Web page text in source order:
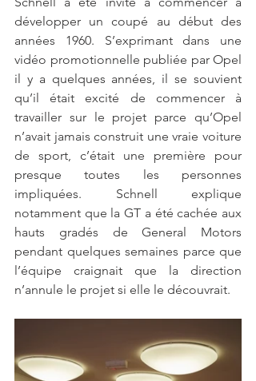
développer un coupé au début des
années 1960. S’exprimant dans une
vidéo promotionnelle publiée par Opel
il y a quelques années, il se souvient
qu’il était excité de commencer à
travailler sur le projet parce qu’Opel
n’avait jamais construit une vraie voiture
de sport, c’était une première pour
presque toutes les personnes
impliquées. Schnell explique
notamment que la GT a été cachée aux
hauts gradés de General Motors
pendant quelques semaines parce que
l’équipe craignait que la direction
n’annule le projet si elle le découvrait.